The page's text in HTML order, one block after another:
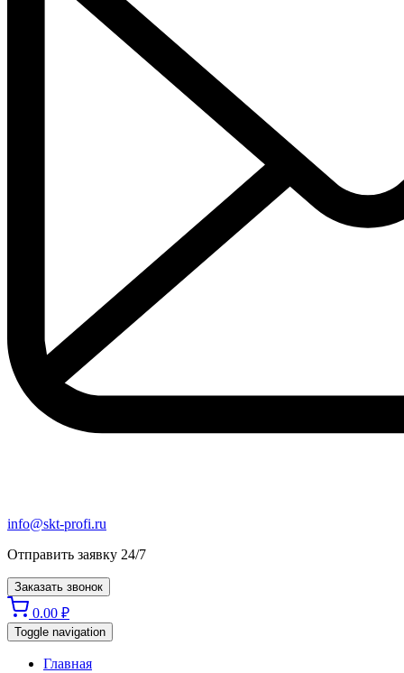
info@skt-profi.ru
Отправить заявку 24/7
Заказать звонок
0.00 ₽
Toggle navigation
Главная